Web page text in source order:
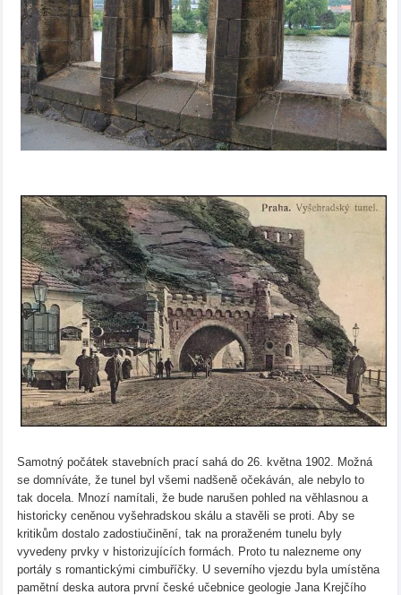
Samotný počátek stavebních prací sahá do 26. května 1902. Možná
se domníváte, že tunel byl všemi nadšeně očekáván, ale nebylo to
tak docela. Mnozí namítali, že bude narušen pohled na věhlasnou a
historicky ceněnou vyšehradskou skálu a stavěli se proti. Aby se
kritikům dostalo zadostiučinění, tak na proraženém tunelu byly
vyvedeny prvky v historizujících formách. Proto tu nalezneme ony
portály s romantickými cimbuříčky. U severního vjezdu byla umístěna
pamětní deska autora první české učebnice geologie Jana Krejčího